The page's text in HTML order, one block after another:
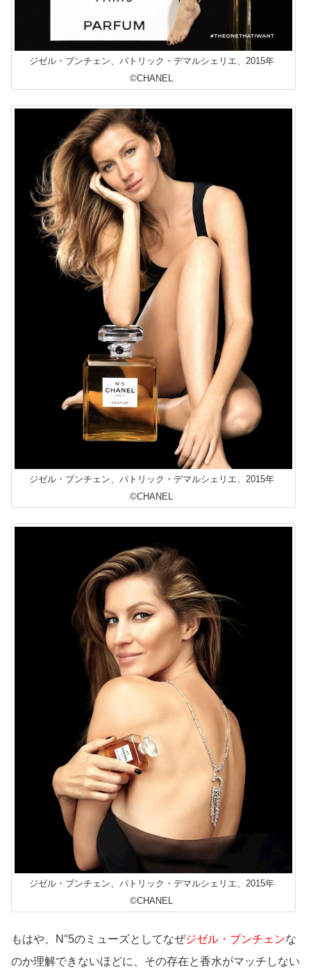
ジゼル・ブンチェン、パトリック・デマルシェリエ、2015年
©CHANEL
ジゼル・ブンチェン、パトリック・デマルシェリエ、2015年
©CHANEL
ジゼル・ブンチェン、パトリック・デマルシェリエ、2015年
©CHANEL
もはや、N°5のミューズとしてなぜジゼル・ブンチェンな
のか理解できないほどに、その存在と香水がマッチしない